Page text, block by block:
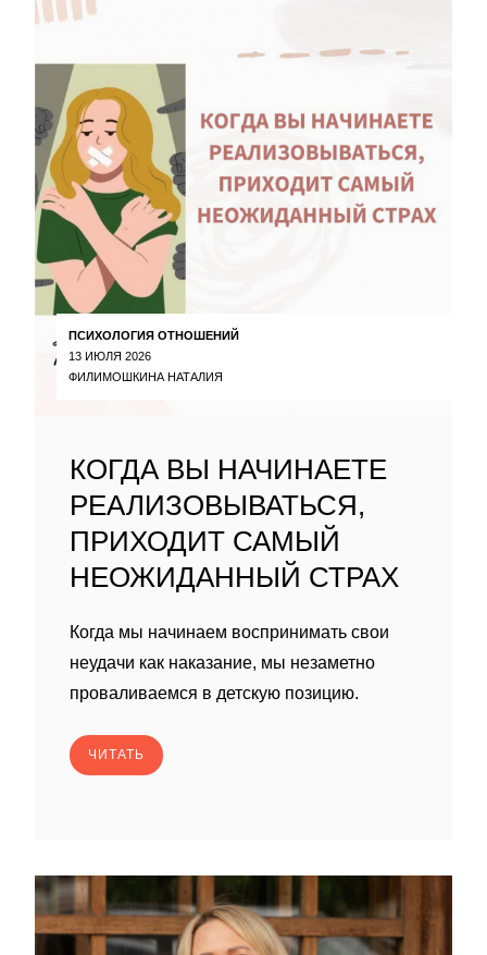
ПСИХОЛОГИЯ ОТНОШЕНИЙ
13 ИЮЛЯ 2026
ФИЛИМОШКИНА НАТАЛИЯ
КОГДА ВЫ НАЧИНАЕТЕ
РЕАЛИЗОВЫВАТЬСЯ,
ПРИХОДИТ САМЫЙ
НЕОЖИДАННЫЙ СТРАХ
Когда мы начинаем воспринимать свои
неудачи как наказание, мы незаметно
проваливаемся в детскую позицию.
ЧИТАТЬ